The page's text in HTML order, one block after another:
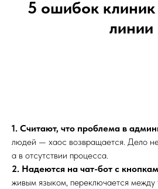
5 ошибок
линии
1. Считают, что проблема в
людей — хаос возвращается. Дело
а в отсутствии процесса.
2. Надеются на чат-бот с
живым языком, переключается между